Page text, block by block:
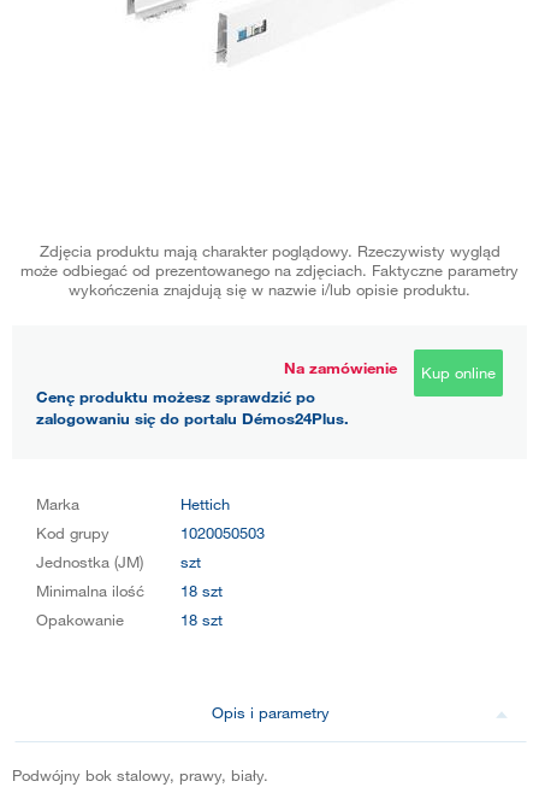
Zdjęcia produktu mają charakter poglądowy. Rzeczywisty wygląd
może odbiegać od prezentowanego na zdjęciach. Faktyczne parametry
wykończenia znajdują się w nazwie i/lub opisie produktu.
Na zamówienie
Cenę produktu możesz sprawdzić po
zalogowaniu się do portalu Démos24Plus.
Kup online
Marka
Hettich
Kod grupy
1020050503
Jednostka (JM)
szt
Minimalna ilość
18 szt
Opakowanie
18 szt
Opis i parametry
Podwójny bok stalowy, prawy, biały.